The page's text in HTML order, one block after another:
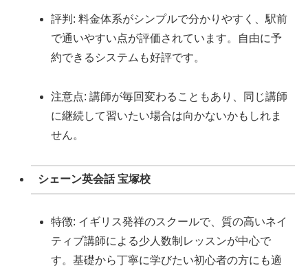
評判: 料金体系がシンプルで分かりやすく、駅前
で通いやすい点が評価されています。自由に予
約できるシステムも好評です。
注意点: 講師が毎回変わることもあり、同じ講師
に継続して習いたい場合は向かないかもしれま
せん。
シェーン英会話 宝塚校
特徴: イギリス発祥のスクールで、質の高いネイ
ティブ講師による少人数制レッスンが中心で
す。基礎から丁寧に学びたい初心者の方にも適